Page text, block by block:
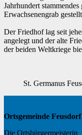
Jahrhundert
Erwachsenengrab
Der Friedhof lag seit
angelegt und der alte
der beiden Weltkriege
St. Germanus
Ortsgemeinde Feusdorf
Die Ortsbürgermeisterin